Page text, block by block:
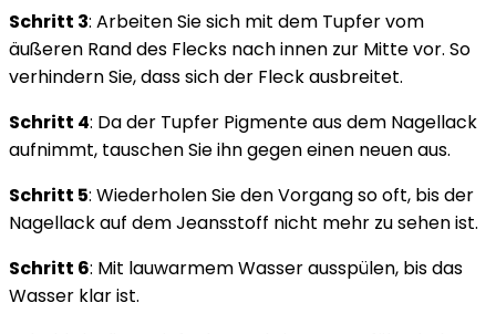
Schritt 3: Arbeiten Sie sich mit dem Tupfer vom
äußeren Rand des Flecks nach innen zur Mitte vor. So
verhindern Sie, dass sich der Fleck ausbreitet.
Schritt 4: Da der Tupfer Pigmente aus dem Nagellack
aufnimmt, tauschen Sie ihn gegen einen neuen aus.
Schritt 5: Wiederholen Sie den Vorgang so oft, bis der
Nagellack auf dem Jeansstoff nicht mehr zu sehen ist.
Schritt 6: Mit lauwarmem Wasser ausspülen, bis das
Wasser klar ist.